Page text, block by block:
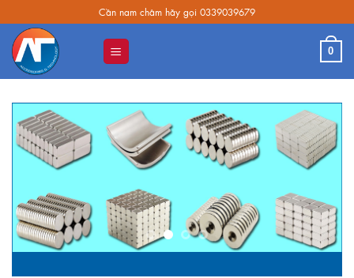
to
content
Cần nam châm hãy gọi 0339039679
0